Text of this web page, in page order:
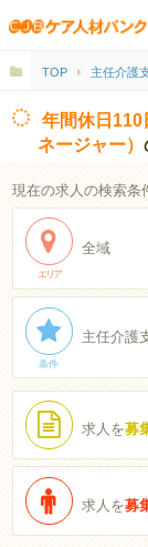
TOP 主任介護
年間休日110
ネージャー）
現在の求人の検索条
エリア
全域
条件
求人を募
求人を募